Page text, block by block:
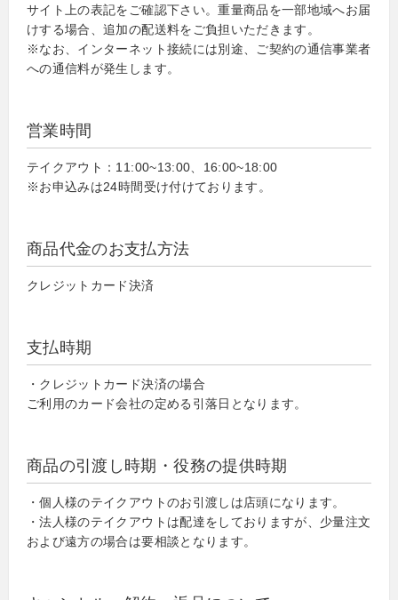
サイト上の表記をご確認下さい。重量商品を一部地域へお届
けする場合、追加の配送料をご負担いただきます。
※なお、インターネット接続には別途、ご契約の通信事業者
への通信料が発生します。
営業時間
テイクアウト：11:00~13:00、16:00~18:00
※お申込みは24時間受け付けております。
商品代金のお支払方法
クレジットカード決済
支払時期
・クレジットカード決済の場合
ご利用のカード会社の定める引落日となります。
商品の引渡し時期・役務の提供時期
・個人様のテイクアウトのお引渡しは店頭になります。
・法人様のテイクアウトは配達をしておりますが、少量注文
および遠方の場合は要相談となります。